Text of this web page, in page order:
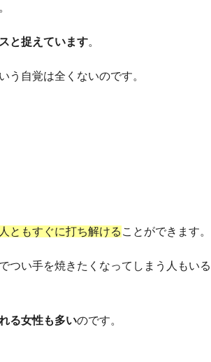
と捉えています。
う自覚は全くないのです。
ともすぐに打ち解ける ことができます。
つい手を焼きたくなってしまう人もいる
る女性も多いのです。